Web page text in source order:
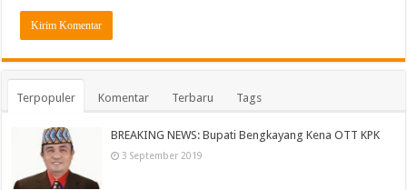
Terpopuler Komentar Terbaru Tags
BREAKING NEWS: Bupati Bengkayang Kena OTT KPK
3 September 2019